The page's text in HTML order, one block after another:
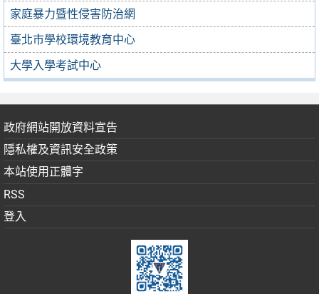
家庭暴力暨性侵害防治網
臺北市學校環境教育中心
大學入學考試中心
政府網站開放資料宣告
隱私權及資訊安全政策
本站使用正體字
RSS
登入